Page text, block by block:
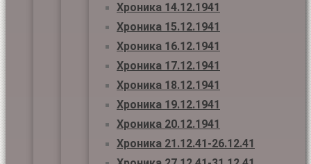
Хроника 14.12.1941
Хроника 15.12.1941
Хроника 16.12.1941
Хроника 17.12.1941
Хроника 18.12.1941
Хроника 19.12.1941
Хроника 20.12.1941
Хроника 21.12.41-26.12.41